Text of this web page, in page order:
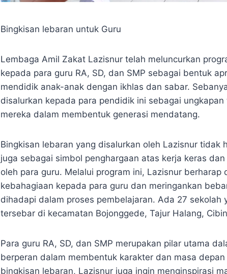
Bingkisan lebaran untuk Guru
Lembaga Amil Zakat Lazisnur telah meluncurkan
kepada para guru RA, SD, dan SMP sebagai bentuk
mendidik anak-anak dengan ikhlas dan sabar.
disalurkan kepada para pendidik ini sebagai
mereka dalam membentuk generasi mendatang.
Bingkisan lebaran yang disalurkan oleh Lazisnur tidak
juga sebagai simbol penghargaan atas kerja keras
oleh para guru. Melalui program ini, Lazisnur
kebahagiaan kepada para guru dan meringankan
dihadapi dalam proses pembelajaran. Ada 27 sekolah
tersebar di kecamatan Bojonggede, Tajur Halang,
Para guru RA, SD, dan SMP merupakan pilar utama
berperan dalam membentuk karakter dan masa
bingkisan lebaran, Lazisnur juga ingin menginspirasi